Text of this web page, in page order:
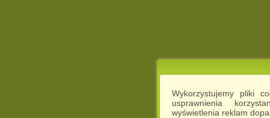
Wykorzystujemy pliki
usprawnienia
wyświetlenia reklam